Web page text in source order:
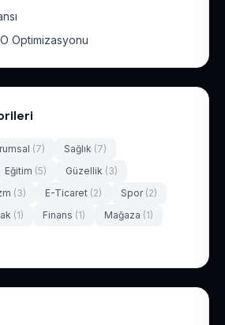
Optimizasyonu
(7) Sağlık (7)
Eğitim (5) Güzellik (3)
(3) E-Ticaret (2) Spor (2)
(1) Finans (1) Mağaza (1)